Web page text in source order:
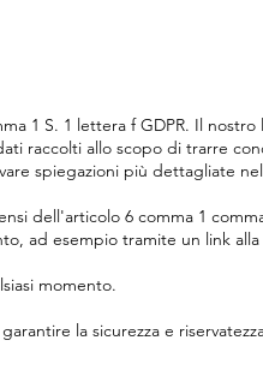
1 S. 1 lettera f GDPR. Il
raccolti allo scopo di trarre
spiegazioni più dettagliate
dell'articolo 6 comma 1
ad esempio tramite un link
momento.
la sicurezza e